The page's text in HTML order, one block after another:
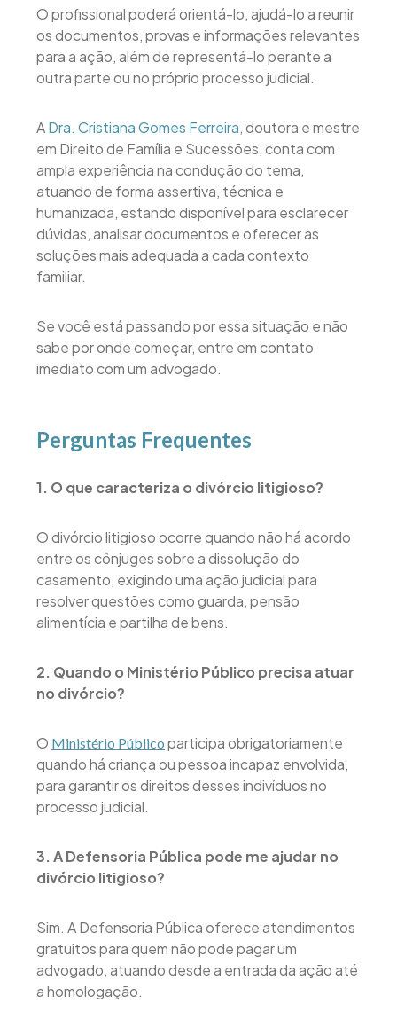
O profissional poderá orientá-lo, ajudá-lo a reunir
os documentos, provas e informações relevantes
para a ação, além de representá-lo perante a
outra parte ou no próprio processo judicial.
ADra. Cristiana Gomes Ferreira, doutora e mestre
em Direito de Família e Sucessões, conta com
ampla experiência na condução do tema,
atuando de forma assertiva, técnica e
humanizada, estando disponível para esclarecer
dúvidas, analisar documentos e oferecer as
soluções mais adequada a cada contexto
familiar.
Se você está passando por essa situação e não
sabe por onde começar, entre em contato
imediato com um advogado.
Perguntas Frequentes
1. O que caracteriza o divórcio litigioso?
O divórcio litigioso ocorre quando não há acordo
entre os cônjuges sobre a dissolução do
casamento, exigindo uma ação judicial para
resolver questões como guarda, pensão
alimentícia e partilha de bens.
2. Quando o Ministério Público precisa atuar
no divórcio?
O Ministério Público participa obrigatoriamente
quando há criança ou pessoa incapaz envolvida,
para garantir os direitos desses indivíduos no
processo judicial.
3. A Defensoria Pública pode me ajudar no
divórcio litigioso?
Sim. A Defensoria Pública oferece atendimentos
gratuitos para quem não pode pagar um
advogado, atuando desde a entrada da ação até
a homologação.